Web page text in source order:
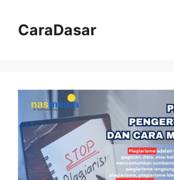
CaraDasar